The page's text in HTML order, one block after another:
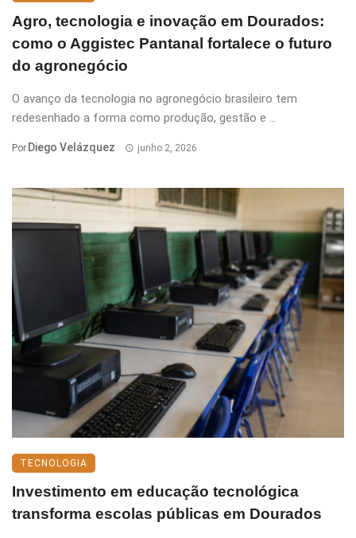
Agro, tecnologia e inovação em Dourados:
como o Aggistec Pantanal fortalece o futuro
do agronegócio
O avanço da tecnologia no agronegócio brasileiro tem
redesenhado a forma como produção, gestão e ...
Por Diego Velázquez junho 2, 2026
TECNOLOGIA
Investimento em educação tecnológica
transforma escolas públicas em Dourados